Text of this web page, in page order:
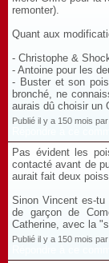
remonter).
Quant aux
- Christophe &
- Antoine pour les
- Buster et son
bronché, ne
aurais dû choisir un
Publié il y a 150 mois par
Pas évident les
contacté avant de
aurait fait deux
Sinon Vincent es-
de garçon de
Catherine, avec la
Publié il y a 150 mois